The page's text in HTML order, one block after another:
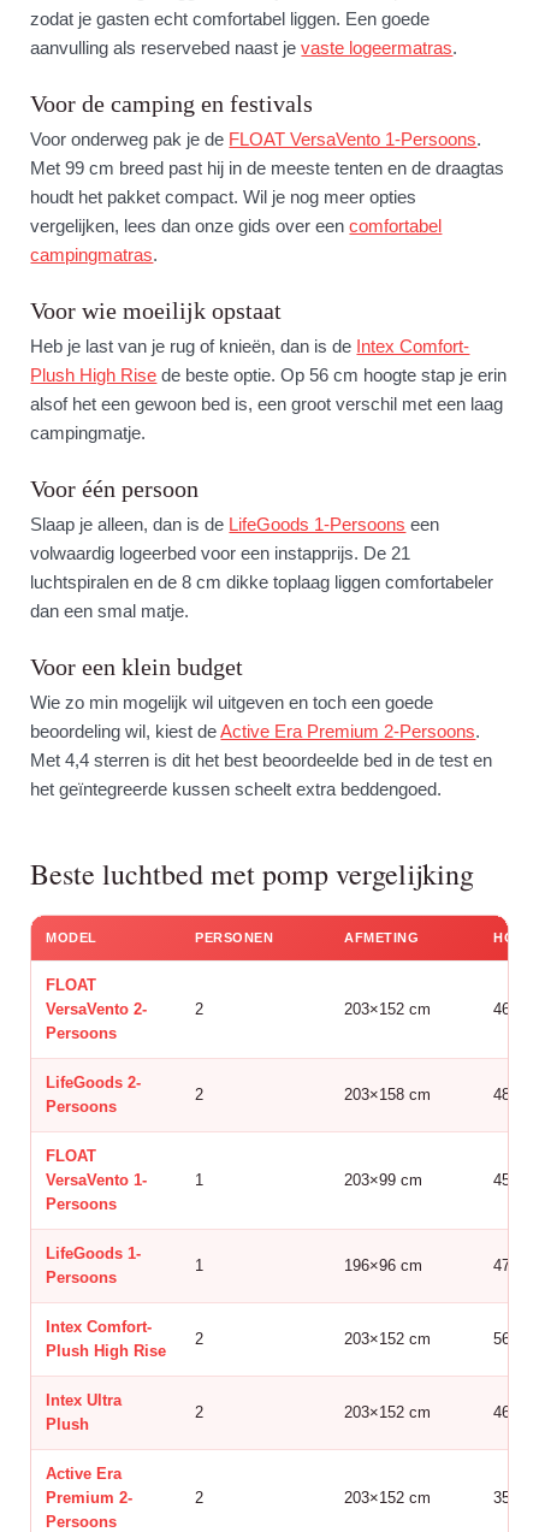
zodat je gasten echt comfortabel liggen. Een goede
aanvulling als reservebed naast jevaste logeermatras.
Voor de camping en festivals
Voor onderweg pak je de FLOAT VersaVento 1-Persoons.
Met 99 cm breed past hij in de meeste tenten en de draagtas
houdt het pakket compact. Wil je nog meer opties
vergelijken, lees dan onze gids over eencomfortabel
campingmatras.
Voor wie moeilijk opstaat
Heb je last van je rug of knieën, dan is de Intex Comfort-
Plush High Rise de beste optie. Op 56 cm hoogte stap je erin
alsof het een gewoon bed is, een groot verschil met een laag
campingmatje.
Voor één persoon
Slaap je alleen, dan is de LifeGoods 1-Persoons een
volwaardig logeerbed voor een instapprijs. De 21
luchtspiralen en de 8 cm dikke toplaag liggen comfortabeler
dan een smal matje.
Voor een klein budget
Wie zo min mogelijk wil uitgeven en toch een goede
beoordeling wil, kiest deActive Era Premium 2-Persoons.
Met 4,4 sterren is dit het best beoordeelde bed in de test en
het geïntegreerde kussen scheelt extra beddengoed.
Beste luchtbed met pomp vergelijking
MODEL PERSONEN AFMETING
FLOAT
VersaVento 2-
Persoons
2 203×152 cm 46 cm
LifeGoods 2-
Persoons
2 203×158 cm 48 cm
FLOAT
VersaVento 1-
Persoons
1 203×99 cm 45 cm
LifeGoods 1-
Persoons
1 196×96 cm 47 cm
Intex Comfort-
Plush High Rise
2 203×152 cm 56 cm
Intex Ultra
Plush
2 203×152 cm 46 cm
Active Era
Premium 2-
Persoons
2 203×152 cm 35,5